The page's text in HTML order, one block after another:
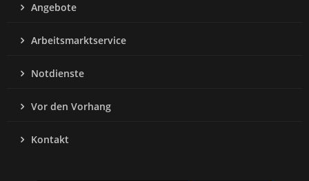
Angebote
Arbeitsmarktservice
Notdienste
Vor den Vorhang
Kontakt